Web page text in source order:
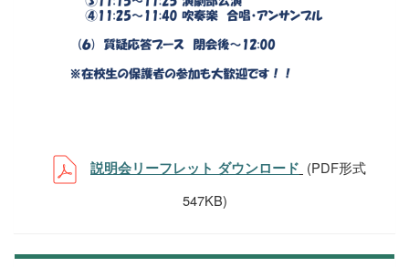
説明会リーフレット ダウンロード (PDF形式
547KB)